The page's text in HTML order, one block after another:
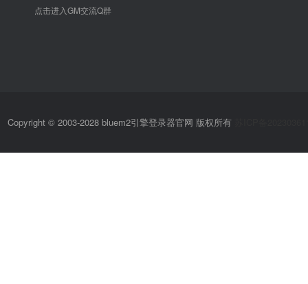
点击进入GM交流Q群
Copyright © 2003-2028 bluem2引擎登录器官网 版权所有